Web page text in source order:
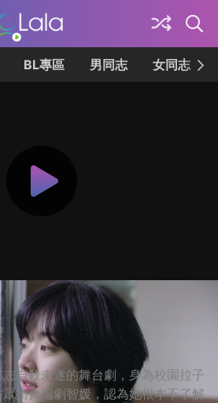
BL專區 男同志 女同志
自殺未遂的舞台劇，身為校園拉子
指責編劇智媛，認為她根本不了解